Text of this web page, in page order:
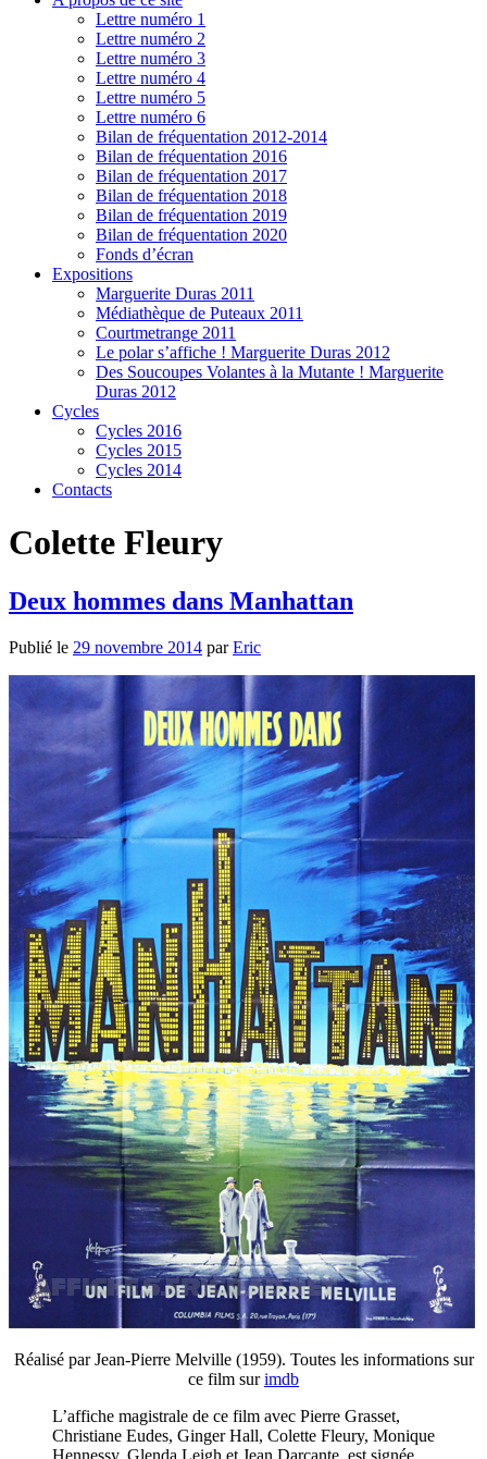
Lettre numéro 1
Lettre numéro 2
Lettre numéro 3
Lettre numéro 4
Lettre numéro 5
Lettre numéro 6
Bilan de fréquentation 2012-2014
Bilan de fréquentation 2016
Bilan de fréquentation 2017
Bilan de fréquentation 2018
Bilan de fréquentation 2019
Bilan de fréquentation 2020
Fonds d’écran
Expositions
Marguerite Duras 2011
Médiathèque de Puteaux 2011
Courtmetrange 2011
Le polar s’affiche ! Marguerite Duras 2012
Des Soucoupes Volantes à la Mutante ! Marguerite
Duras 2012
Cycles
Cycles 2016
Cycles 2015
Cycles 2014
Contacts
Colette Fleury
Deux hommes dans Manhattan
Publié le 29 novembre 2014 parEric
Réalisé par Jean-Pierre Melville (1959). Toutes les informations sur
ce film surimdb
L’affiche magistrale de ce film avec Pierre Grasset,
Christiane Eudes, Ginger Hall, Colette Fleury, Monique
Hennessy, Glenda Leigh et Jean Darcante, est signée